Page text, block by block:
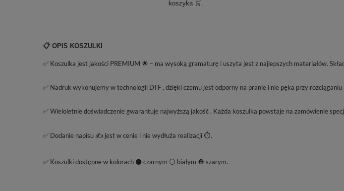
koszyka 🛒.
📋 OPIS KOSZULKI
✅ Koszulka jest jakości PREMIUM 🌟 – ma wysoką gramaturę i uszyta jest z najlepszych materiałów.
✅ Nadruk wykonujemy w technologii DTF , dzięki czemu jest odporny na pranie i nie pęka przy rozciąganiu
✅ Wieloletnie doświadczenie gwarantuje najwyższą jakość . Każda koszulka powstaje na zamówienie
✅ Dodanie napisu ✍️ jest w cenie i nie wydłuża realizacji ⏱️.
✅ Koszulki dostępne w kolorach ⚫ czarnym ⚪ białym 🔘 szarym.